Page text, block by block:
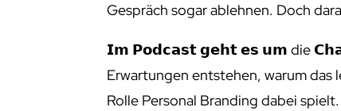
Gespräch sogar ablehnen. Doch
𝗜𝗺 𝗣𝗼𝗱𝗰𝗮𝘀𝘁 𝗴𝗲𝗵𝘁 𝗲𝘀 𝘂𝗺 die
Erwartungen entstehen, warum
Rolle Personal Branding dabei spielt.